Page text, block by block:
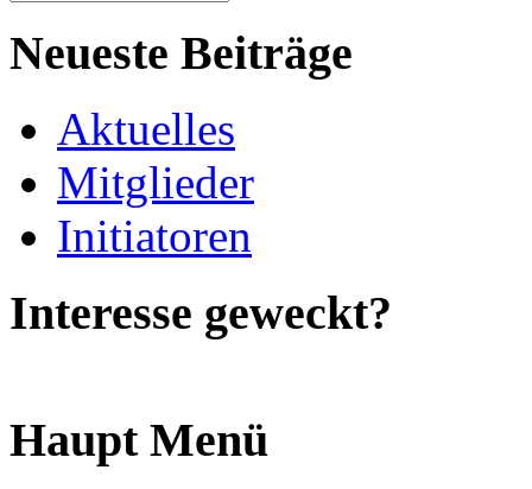
Neueste Beiträge
Aktuelles
Mitglieder
Initiatoren
Interesse geweckt?
Haupt Menü